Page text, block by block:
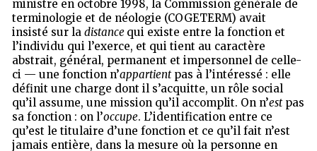
ministre en octobre 1998, la Commission générale de
terminologie et de néologie (COGETERM) avait
insisté sur ladistance qui existe entre la fonction et
l’individu qui l’exerce, et qui tient au caractère
abstrait, général, permanent et impersonnel de celle-
ci — une fonction n’appartientpas à l’intéressé : elle
définit une charge dont il s’acquitte, un rôle social
qu’il assume, une mission qu’il accomplit. On n’estpas
sa fonction : on l’occupe. L’identification entre ce
qu’est le titulaire d’une fonction et ce qu’il fait n’est
jamais entière, dans la mesure où la personne en